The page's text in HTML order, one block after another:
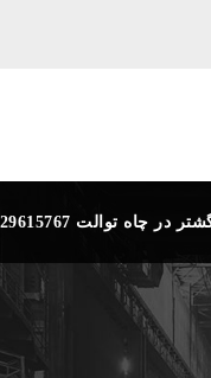
در چاه توالت 09129615767